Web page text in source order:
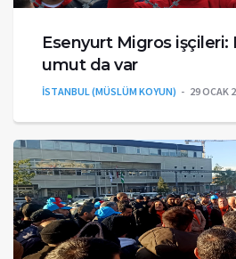
Esenyurt Migros işçileri:
umut da var
İSTANBUL (MÜSLÜM KOYUN) 29 OCAK